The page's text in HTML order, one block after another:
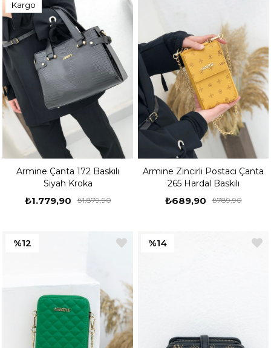
Armine Çanta 172 Baskılı
Siyah Kroka
₺1.779,90 ₺1.879,90
Kargo
Armine Zincirli Postacı Çanta
265 Hardal Baskılı
₺689,90 ₺789,90
%12 %14